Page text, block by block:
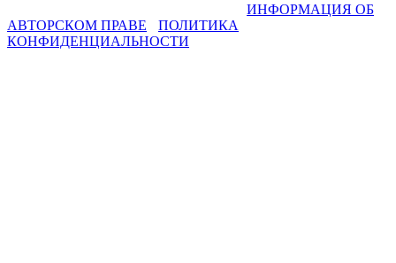
ИНФОРМАЦИЯ ОБ
АВТОРСКОМ ПРАВЕ
ПОЛИТИКА
КОНФИДЕНЦИАЛЬНОСТИ